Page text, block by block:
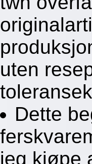
uten
Dette
jeg kjøpe